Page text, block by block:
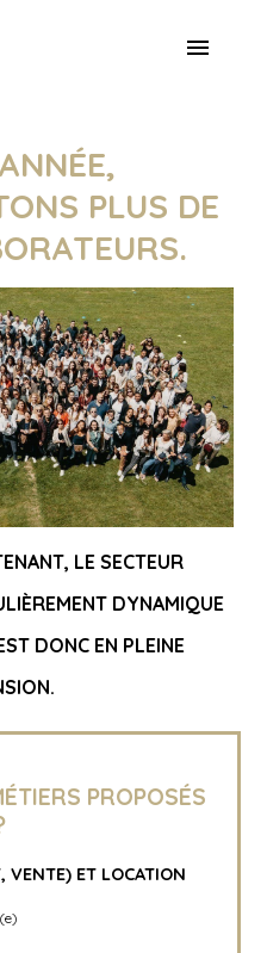
PLUS DE
LE SECTEUR
DYNAMIQUE
DONC EN PLEINE
PROPOSÉS
VENTE) ET LOCATION